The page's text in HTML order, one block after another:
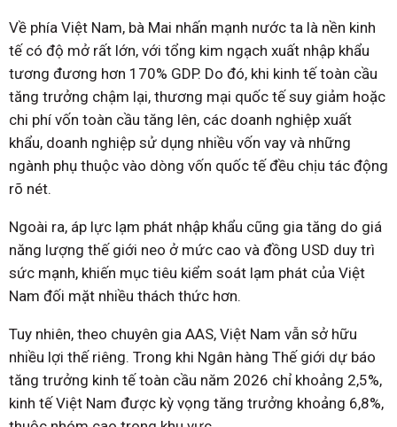
Về phía Việt Nam, bà Mai nhấn mạnh nước ta là nền kinh
tế có độ mở rất lớn, với tổng kim ngạch xuất nhập khẩu
tương đương hơn 170% GDP. Do đó, khi kinh tế toàn cầu
tăng trưởng chậm lại, thương mại quốc tế suy giảm hoặc
chi phí vốn toàn cầu tăng lên, các doanh nghiệp xuất
khẩu, doanh nghiệp sử dụng nhiều vốn vay và những
ngành phụ thuộc vào dòng vốn quốc tế đều chịu tác động
rõ nét.
Ngoài ra, áp lực lạm phát nhập khẩu cũng gia tăng do giá
năng lượng thế giới neo ở mức cao và đồng USD duy trì
sức mạnh, khiến mục tiêu kiểm soát lạm phát của Việt
Nam đối mặt nhiều thách thức hơn.
Tuy nhiên, theo chuyên gia AAS, Việt Nam vẫn sở hữu
nhiều lợi thế riêng. Trong khi Ngân hàng Thế giới dự báo
tăng trưởng kinh tế toàn cầu năm 2026 chỉ khoảng 2,5%,
kinh tế Việt Nam được kỳ vọng tăng trưởng khoảng 6,8%,